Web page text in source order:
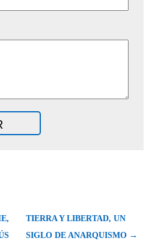
TIERRA Y LIBERTAD, UN
SIGLO DE ANARQUISMO →